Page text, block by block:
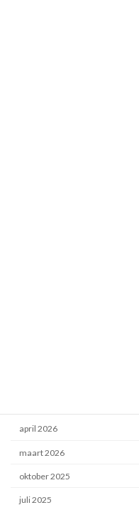
april 2026
maart 2026
oktober 2025
juli 2025